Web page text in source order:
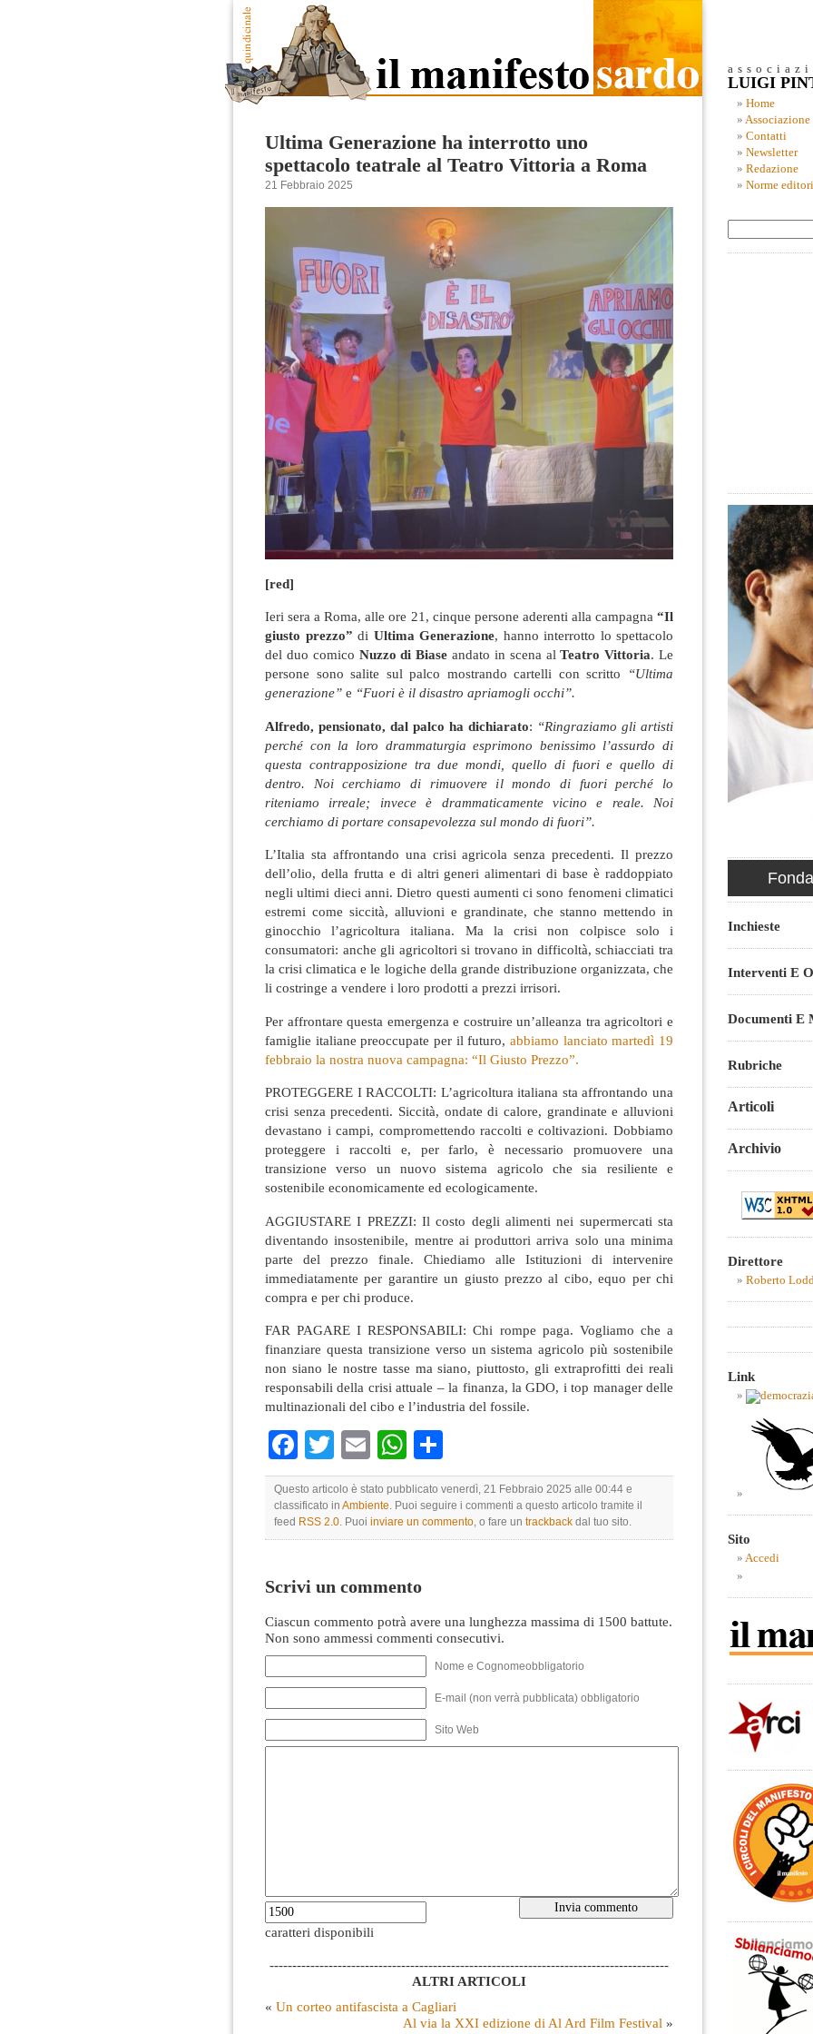
Ultima Generazione ha interrotto uno
spettacolo teatrale al Teatro Vittoria a Roma
21 Febbraio 2025
[red]
Ieri sera a Roma, alle ore 21, cinque persone aderenti alla campagna “Il
giusto prezzo” di Ultima Generazione, hanno interrotto lo spettacolo
del duo comico Nuzzo di Biase andato in scena alTeatro Vittoria. Le
persone sono salite sul palco mostrando cartelli con scritto
“Ultima
generazione” e “Fuori è il disastro apriamogli occhi”.
Alfredo, pensionato, dal palco ha dichiarato: “Ringraziamo gli artisti
perché con la loro drammaturgia esprimono benissimo l’assurdo di
questa contrapposizione tra due mondi, quello di fuori e quello di
dentro. Noi cerchiamo di rimuovere il mondo di fuori perché lo
riteniamo irreale; invece è drammaticamente vicino e reale. Noi
cerchiamo di portare consapevolezza sul mondo di fuori”.
L’Italia sta affrontando una crisi agricola senza precedenti. Il prezzo
dell’olio, della frutta e di altri generi alimentari di base è raddoppiato
negli ultimi dieci anni. Dietro questi aumenti ci sono fenomeni climatici
estremi come siccità, alluvioni e grandinate, che stanno mettendo in
ginocchio l’agricoltura italiana. Ma la crisi non colpisce solo i
consumatori: anche gli agricoltori si trovano in difficoltà, schiacciati tra
la crisi climatica e le logiche della grande distribuzione organizzata, che
li costringe a vendere i loro prodotti a prezzi irrisori.
Per affrontare questa emergenza e costruire un’alleanza tra agricoltori e
famiglie italiane preoccupate per il futuro, abbiamo lanciato martedì 19
febbraio la nostra nuova campagna: “Il Giusto Prezzo”.
PROTEGGERE I RACCOLTI: L’agricoltura italiana sta affrontando una
crisi senza precedenti. Siccità, ondate di calore, grandinate e alluvioni
devastano i campi, compromettendo raccolti e coltivazioni. Dobbiamo
proteggere i raccolti e, per farlo, è necessario promuovere una
transizione verso un nuovo sistema agricolo che sia resiliente e
sostenibile economicamente ed ecologicamente.
AGGIUSTARE I PREZZI: Il costo degli alimenti nei supermercati sta
diventando insostenibile, mentre ai produttori arriva solo una minima
parte del prezzo finale. Chiediamo alle Istituzioni di intervenire
immediatamente per garantire un giusto prezzo al cibo, equo per chi
compra e per chi produce.
FAR PAGARE I RESPONSABILI: Chi rompe paga. Vogliamo che a
finanziare questa transizione verso un sistema agricolo più sostenibile
non siano le nostre tasse ma siano, piuttosto, gli extraprofitti dei reali
responsabili della crisi attuale – la finanza, la GDO, i top manager delle
multinazionali del cibo e l’industria del fossile.
Facebook
TwitterEmailWhatsApp
Questo articolo è stato pubblicato venerdì, 21 Febbraio 2025 alle 00:44 e
classificato in Ambiente. Puoi seguire i commenti a questo articolo tramite il
feed RSS 2.0. Puoi inviare un commento, o fare un trackback dal tuo sito.
Scrivi un commento
Ciascun commento potrà avere una lunghezza massima di 1500 battute.
Non sono ammessi commenti consecutivi.
Nome e Cognomeobbligatorio
E-mail (non verrà pubblicata) obbligatorio
Sito Web
caratteri disponibili
----------------------------------------------------------------------------------------
ALTRI ARTICOLI
« Un corteo antifascista a Cagliari
Al via la XXI edizione di Al Ard Film Festival »
LUIGI
Home
Associazione
Contatti
Newsletter
Redazione
Norme
Inchieste
Interventi E
Documenti E
Rubriche
Articoli
Archivio
Direttore
Roberto
Link
Sito
Accedi